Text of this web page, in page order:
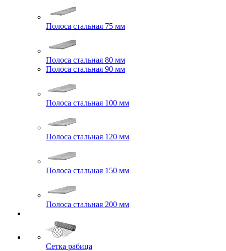
Полоса стальная 75 мм
Полоса стальная 80 мм
Полоса стальная 90 мм
Полоса стальная 100 мм
Полоса стальная 120 мм
Полоса стальная 150 мм
Полоса стальная 200 мм
Сетка рабица